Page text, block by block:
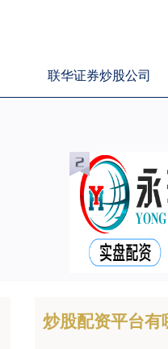
联华证券炒股公司
炒股配资平台